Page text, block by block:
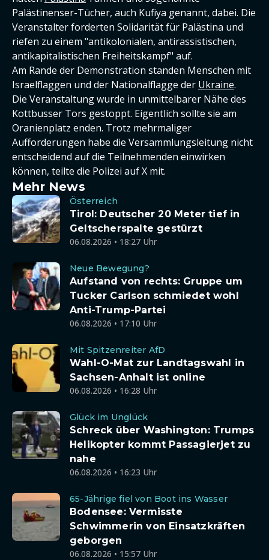
Palästinenser-Tücher, auch Kufiya genannt, dabei. Die
Veranstalter forderten Solidarität für Palästina und
riefen zu einem "antikolonialen, antirassistischen,
antikapitalistischen Freiheitskampf" auf.
Am Rande der Demonstration standen Menschen mit
Israelflaggen und der Nationalflagge der Ukraine.
Die Veranstaltung wurde in unmittelbarer Nähe des
Kottbusser Tors gestoppt. Eigentlich sollte sie am
Oranienplatz enden. Trotz mehrmaliger
Aufforderungen habe die Versammlungsleitung nicht
entscheidend auf die Teilnehmenden einwirken
können, teilte die Polizei auf X mit.
Mehr News
Österreich
Tirol: Deutscher 20 Meter tief in
Geltscherspalte gestürzt
06.08.2026 • 18:27 Uhr
Neue Bewegung?
Aufstand von rechts: Gruppe um
Tucker Carlson schmiedet wohl
Anti-Trump-Partei
06.08.2026 • 17:10 Uhr
Mit Spitzenreiter AfD
Wahl-O-Mat zur Landtagswahl in
Sachsen-Anhalt ist online
06.08.2026 • 16:28 Uhr
Glück im Unglück
Schreck über Washington: Trumps
Helikopter kommt Passagierjet zu
nahe
06.08.2026 • 16:23 Uhr
65-Jährige fiel von Boot ins Wasser
Bodensee: Vermisste
Schwimmerin von Einsatzkräften
geborgen
06.08.2026 • 15:57 Uhr